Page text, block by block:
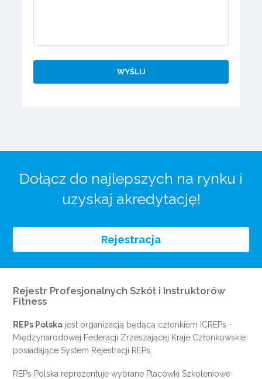
Dołącz do najlepszych na rynku i
uzyskaj akredytację!
Rejestracja
Rejestr Profesjonalnych Szkół i Instruktorów
Fitness
REPs Polska jest organizacją będącą członkiem ICREPs -
Międzynarodowej Federacji Zrzeszającej Kraje Członkowskie
posiadające System Rejestracji REPs.
REPs Polska reprezentuje wybrane Placówki Szkoleniowe